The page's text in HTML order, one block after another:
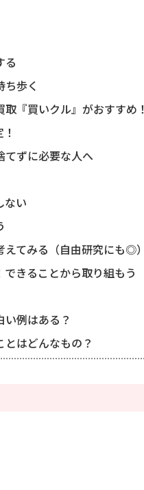
る
歩く
『買いクル』がおすすめ！
てずに必要な人へ
ない
てみる（自由研究にも◎）
きることから取り組もう
例はある？
はどんなもの？